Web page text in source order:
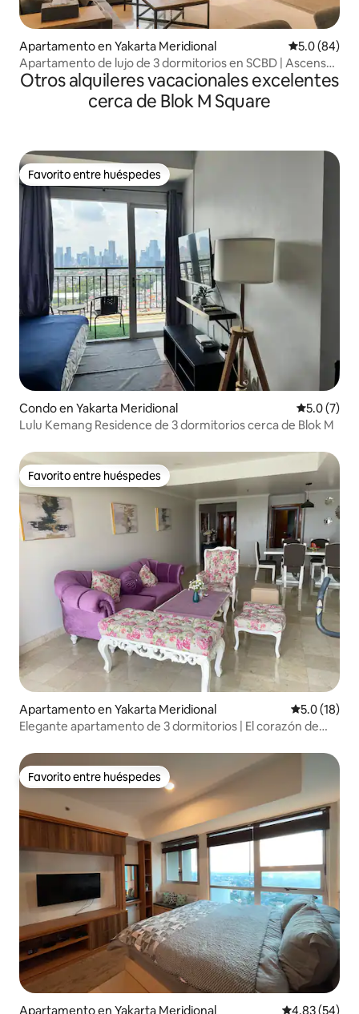
Apartamento en Yakarta Meridional Calificación
5.0 (84)
Apartamento de lujo de 3 dormitorios en SCBD | Ascensor
privado y vistas al GBK
Otros alquileres vacacionales excelentes
cerca de Blok M Square
Favorito entre huéspedes
Favorito entre huéspedes
Condo en Yakarta Meridional
5.0 (7)
Lulu Kemang Residence de 3 dormitorios cerca de Blok M
Favorito entre huéspedes
Favorito entre huéspedes
Apartamento en Yakarta Meridional Calificación
5.0 (18)
Elegante apartamento de 3 dormitorios | El corazón de
Favorito entre huéspedes
Favorito entre huéspedes
Apartamento en Yakarta Meridional Calificación
4.83 (54)